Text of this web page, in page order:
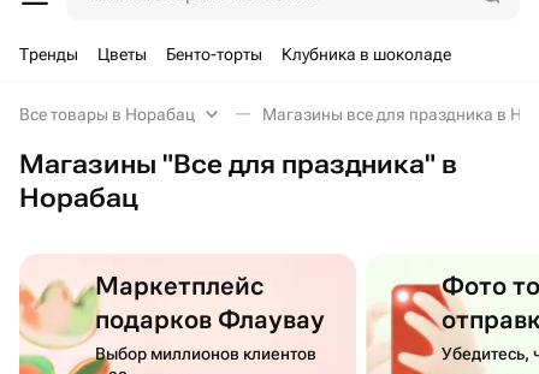
Тренды Цветы Бенто-торты Клубника в шоколаде
Все товары в Норабац Магазины все для праздника в
Магазины "Все для праздника" в
Норабац
Маркетплейс
подарков Флаувау
Выбор миллионов клиентов
Фото
Убедитесь,